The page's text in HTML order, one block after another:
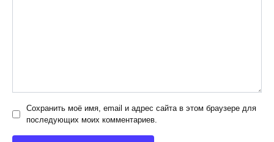
Сохранить моё имя, email и адрес сайта в этом браузере для
последующих моих комментариев.